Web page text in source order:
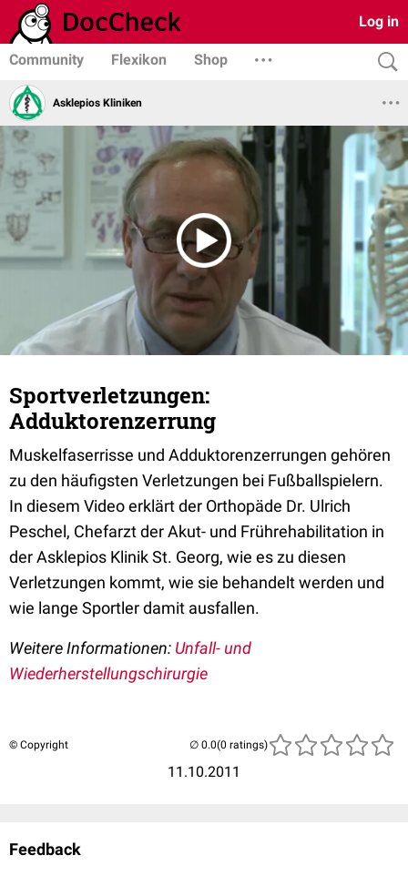
Log in
Community Flexikon Shop
Asklepios Kliniken
Sportverletzungen:
Adduktorenzerrung
Muskelfaserrisse und Adduktorenzerrungen gehören
zu den häufigsten Verletzungen bei Fußballspielern.
In diesem Video erklärt der Orthopäde Dr. Ulrich
Peschel, Chefarzt der Akut- und Frührehabilitation in
der Asklepios Klinik St. Georg, wie es zu diesen
Verletzungen kommt, wie sie behandelt werden und
wie lange Sportler damit ausfallen.
Weitere Informationen: Unfall- und
Wiederherstellungschirurgie
© Copyright
11.10.2011
(0 ratings)
Feedback